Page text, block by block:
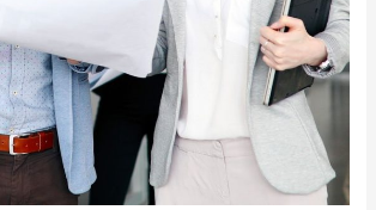
font_download סמן קישורים
לאפס
האפשרויות
cached